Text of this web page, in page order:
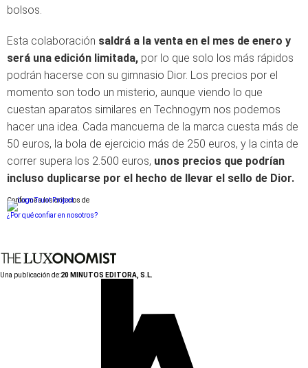
bolsos.
Esta colaboración saldrá a la venta en el mes de enero y
será una edición limitada, por lo que solo los más rápidos
podrán hacerse con su gimnasio Dior. Los precios por el
momento son todo un misterio, aunque viendo lo que
cuestan aparatos similares en Technogym nos podemos
hacer una idea. Cada mancuerna de la marca cuesta más de
50 euros, la bola de ejercicio más de 250 euros, y la cinta de
correr supera los 2.500 euros, unos precios que podrían
incluso duplicarse por el hecho de llevar el sello de Dior.
Conforme a los criterios de
¿Por qué confiar en nosotros?
Una publicación de:20 MINUTOS EDITORA, S.L.